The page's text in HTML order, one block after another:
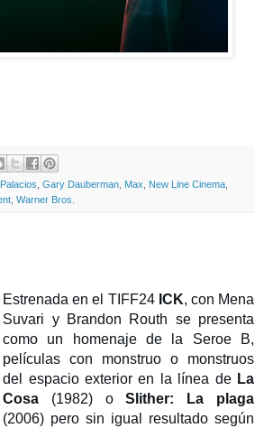
Gary Dauberman Max New Line Cinema
Warner Bros.
Estrenada en el TIFF24 ICK, con Mena
Suvari y Brandon Routh se presenta
como un
homenaje de la Seroe B,
películas con monstruo o monstruos
del espacio exterior en la línea de La
Cosa (1982) oSlither: La plaga
(2006) pero sin igual resultado según